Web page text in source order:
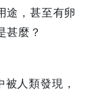
途，甚至有卵
甚麼？
人類發現，